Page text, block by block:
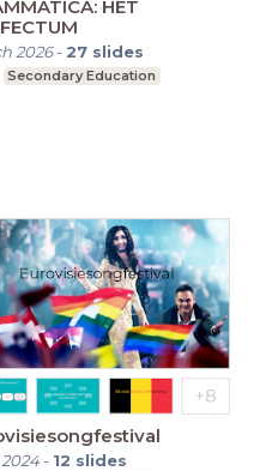
HET
2026- 27 slides
Secondary Education
- 12 slides